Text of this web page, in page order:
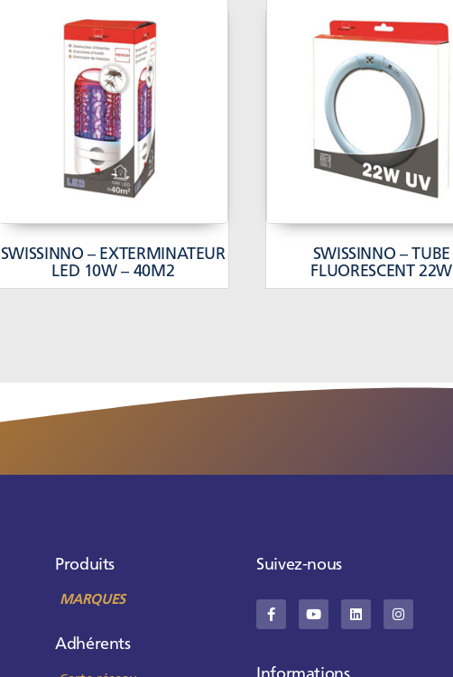
SWISSINNO – EXTERMINATEUR
LED 10W – 40M2
SWISSINNO – TUBE
FLUORESCENT 22W
Produits
MARQUES
Adhérents
Suivez-nous